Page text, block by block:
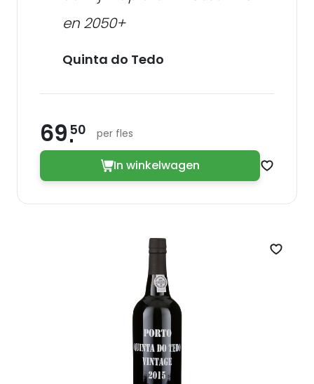
en 2050+
Quinta do Tedo
69 50 per fles
In winkelwagen Zet op
Zet